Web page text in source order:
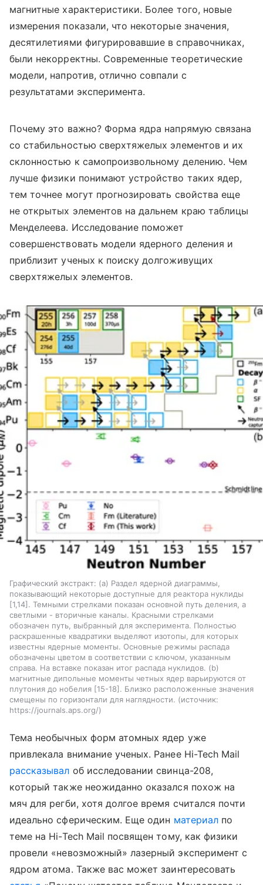
магнитные характеристики. Более того, новые
измерения показали, что некоторые значения,
десятилетиями фигурировавшие в справочниках,
были некорректны. Современные теоретические
модели, напротив, отлично совпали с
результатами эксперимента.
Почему это важно? Форма ядра напрямую связана
со стабильностью сверхтяжелых элементов и их
склонностью к самопроизвольному делению. Чем
лучше физики понимают устройство таких ядер,
тем точнее могут прогнозировать свойства еще
не открытых элементов на дальнем краю таблицы
Менделеева. Исследование поможет
совершенствовать модели ядерного деления и
приблизит ученых к поиску долгоживущих
сверхтяжелых элементов.
Графический экстракт: (а) Раздел ядерной диаграммы,
показывающий некоторые доступные для реактора нуклиды
[1,14]. Темными стрелками показан основной путь деления, а
светлыми - вторичные каналы. Красными стрелками
обозначен путь, выбранный для эксперимента. Полностью
раскрашенные квадратики выделяют изотопы, для которых
известны ядерные моменты. Основные режимы распада
обозначены цветом в соответствии с ключом, указанным
справа. На вставке показан итог распада нуклидов. (b)
магнитные дипольные моменты четных ядер варьируются от
плутония до нобелия [15-18]. Близко расположенные значения
смещены по горизонтали для наглядности.
источник:
https://journals.aps.org/
Тема необычных форм атомных ядер уже
привлекала внимание ученых. Ранее Hi-Tech Mail
рассказывал об исследовании свинца-208,
который также неожиданно оказался похож на
мяч для регби, хотя долгое время считался почти
идеально сферическим. Еще один материалпо
теме на Hi-Tech Mail посвящен тому, как физики
провели «невозможный» лазерный эксперимент с
ядром атома. Также вас может заинтересовать